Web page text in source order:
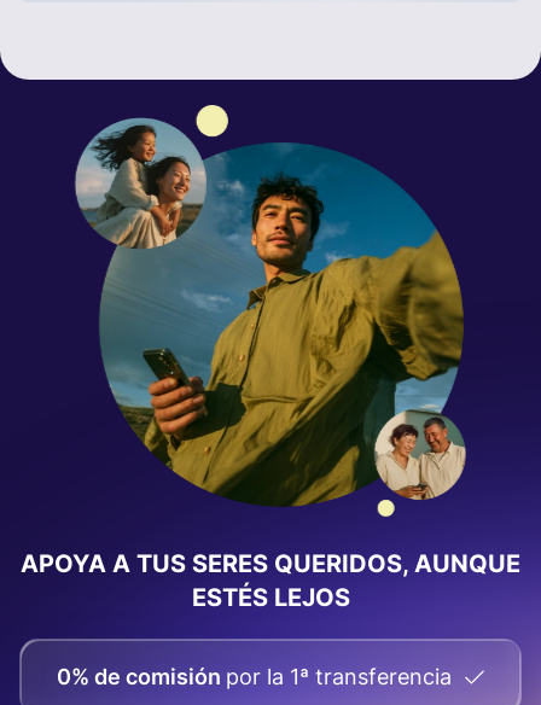
APOYA A TUS SERES QUERIDOS, AUNQUE
ESTÉS LEJOS
0% de comisión por la 1ª transferencia